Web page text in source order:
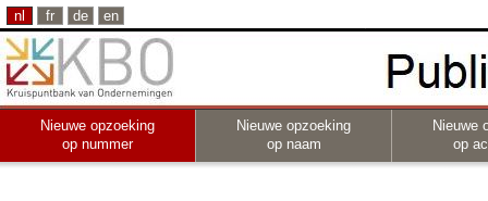
nl fr de en
Nieuwe opzoeking
op nummer
Nieuwe opzoeking
op naam
Nieuwe
op